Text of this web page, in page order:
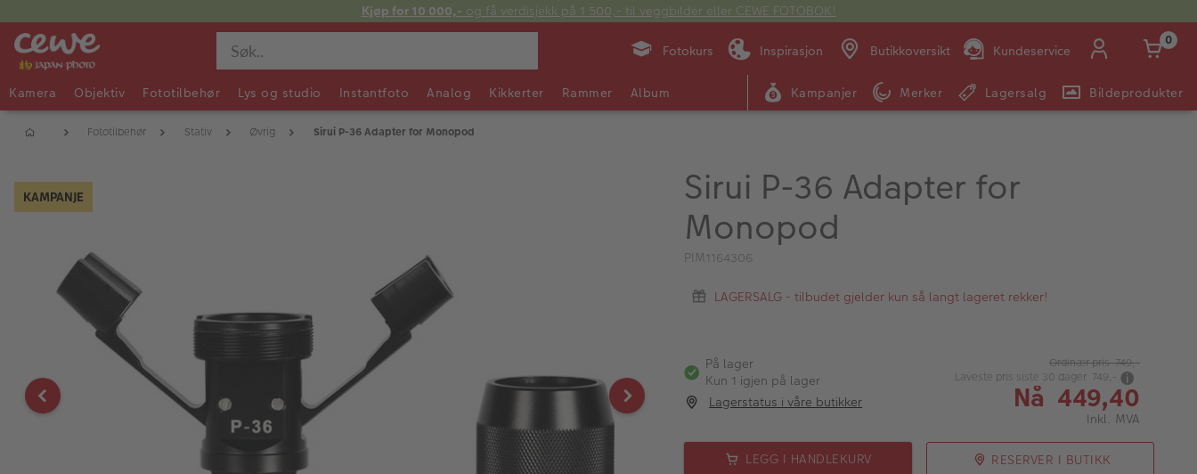
Kjøp for 10 000,- og få verdisjekk på 1 500,- til veggbilder eller CEWE FOTOBOK!
Fotokurs Inspirasjon Butikkoversikt Kundeservice
Man -
09:00 -
14:00 -
0
Kamera Objektiv Fototilbehør Lys og studio Instantfoto Analog Kikkerter Rammer Album Kampanjer Merker Lagersalg Bildeprodukter
Fototilbehør Stativ Øvrig Sirui P-36 Adapter for Monopod
KAMPANJE
Sirui P-36 Adapter for
Monopod
PIM1164306
LAGERSALG - tilbudet gjelder kun så langt lageret rekker!
På lager
Kun 1 igjen på lager
Lagerstatus i våre butikker
Ordinær pris 749,-
Laveste pris siste 30 dager 749,-
Nå 449,40
Inkl. MVA
LEGG I HANDLEKURV RESERVER I BUTIKK